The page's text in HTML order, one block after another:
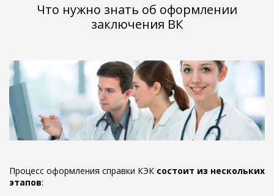
Что нужно знать об оформлении
заключения ВК
Процесс оформления справки КЭК состоит из нескольких
этапов: